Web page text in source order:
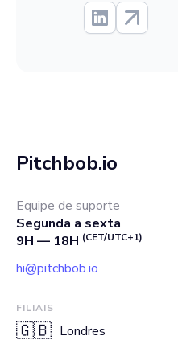
Pitchbob.io
Equipe de suporte
Segunda a sexta
9H — 18H (CET/UTC+1)
hi@pitchbob.io
FILIAIS
🇬🇧 Londres